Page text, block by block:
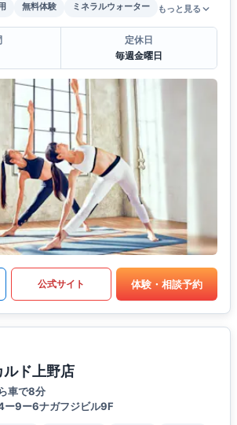
無料体験 ミネラルウォーター もっと見る
定休日
毎週金曜日
公式サイト 体験・相談予約
ド上野店
車で8分
ー9ー6ナガフジビル9F